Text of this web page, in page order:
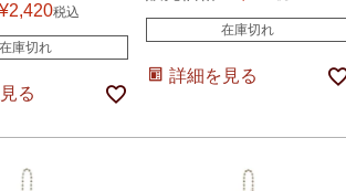
2,420税込
在庫切れ
る
在庫切れ
詳細を見る